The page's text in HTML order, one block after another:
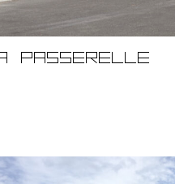
PASSERELLE